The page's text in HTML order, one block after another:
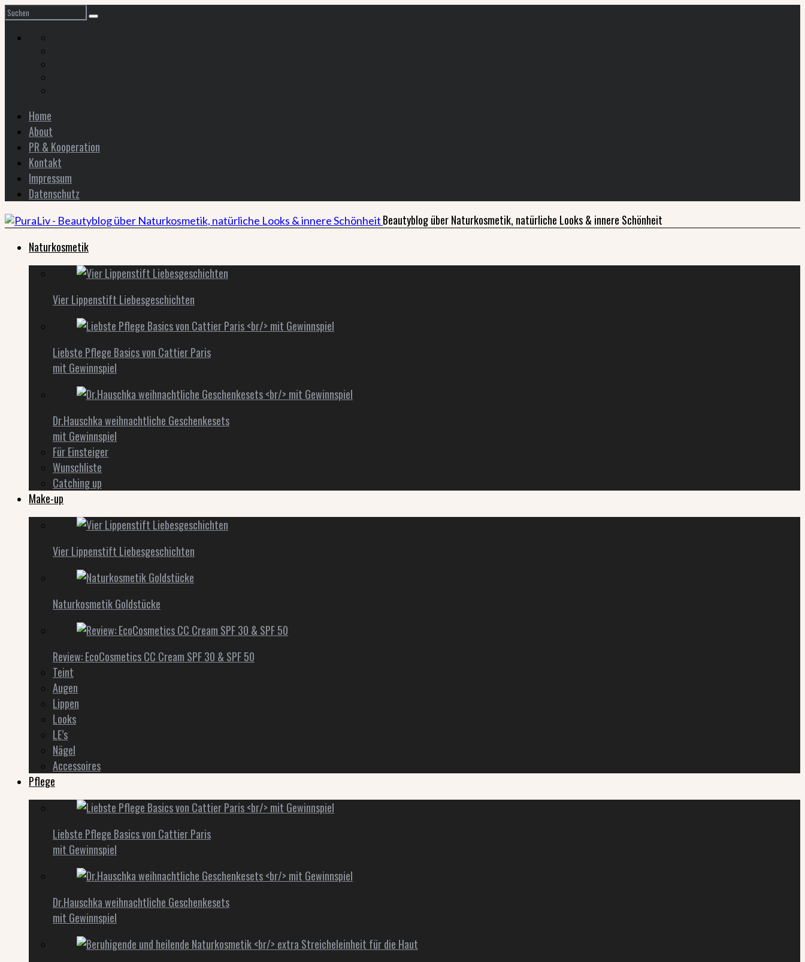
Home
About
PR & Kooperation
Kontakt
Impressum
Datenschutz
Beautyblog über Naturkosmetik, natürliche Looks & innere Schönheit
Naturkosmetik
Vier Lippenstift Liebesgeschichten
Liebste Pflege Basics von Cattier Paris
mit Gewinnspiel
Dr.Hauschka weihnachtliche Geschenkesets
mit Gewinnspiel
Für Einsteiger
Wunschliste
Catching up
Make-up
Vier Lippenstift Liebesgeschichten
Naturkosmetik Goldstücke
Review: EcoCosmetics CC Cream SPF 30 & SPF 50
Teint
Augen
Lippen
Looks
LE’s
Nägel
Accessoires
Pflege
Liebste Pflege Basics von Cattier Paris
mit Gewinnspiel
Dr.Hauschka weihnachtliche Geschenkesets
mit Gewinnspiel